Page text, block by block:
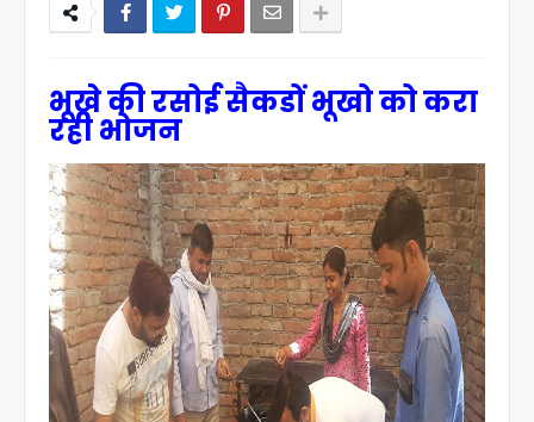
भूखे की रसोई सैकडों भूखो को करा
रही भोजन